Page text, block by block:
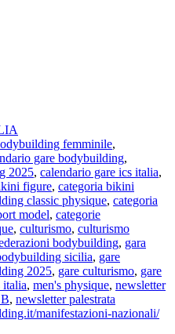
femminile,
gare bodybuilding,
2025, calendario gare ics italia,
figure, categoria bikini
classic physique, categoria
model, categorie
, culturismo, culturismo
bodybuilding, gara
sicilia, gare
2025, gare culturismo, gare
italia, men's physique, newsletter
, newsletter palestrata
manifestazioni-nazionali/